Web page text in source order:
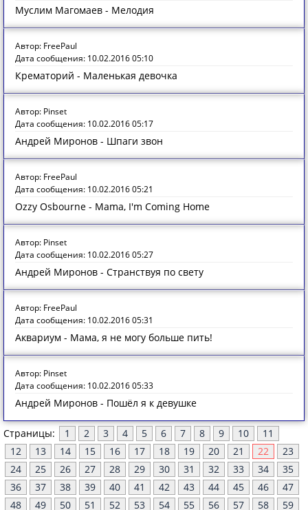
Муслим Магомаев - Мелодия
Автор: FreePaul
Дата сообщения: 10.02.2016 05:10
Крематорий - Маленькая девочка
Автор: Pinset
Дата сообщения: 10.02.2016 05:17
Андрей Миронов - Шпаги звон
Автор: FreePaul
Дата сообщения: 10.02.2016 05:21
Ozzy Osbourne - Mama, I'm Coming Home
Автор: Pinset
Дата сообщения: 10.02.2016 05:27
Андрей Миронов - Странствуя по свету
Автор: FreePaul
Дата сообщения: 10.02.2016 05:31
Аквариум - Мама, я не могу больше пить!
Автор: Pinset
Дата сообщения: 10.02.2016 05:33
Андрей Миронов - Пошёл я к девушке
Страницы: 1 2 3 4 5 6 7 8 9 10
11
12
13 14 15 16 17 18 19 20 21 22
23
24
25 26 27 28 29 30 31 32 33 34
35
36
37 38 39 40 41 42 43 44 45 46
47
48
49 50 51 52 53 54 55 56 57 58 59